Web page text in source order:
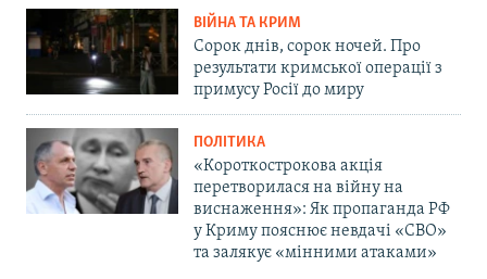
ВІЙНА ТА КРИМ
Сорок днів, сорок ночей. Про
результати кримської операції з
примусу Росії до миру
ПОЛІТИКА
«Короткострокова акція
перетворилася на війну на
виснаження»: Як пропаганда РФ
у Криму пояснює невдачі «СВО»
та залякує «мінними атаками»